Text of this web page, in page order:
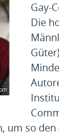
Gay-
Die
um so